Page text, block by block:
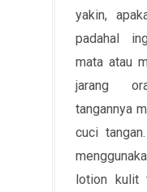
yakin,
padahal
mata atau
jarang
tangannya
cuci
lotion kulit